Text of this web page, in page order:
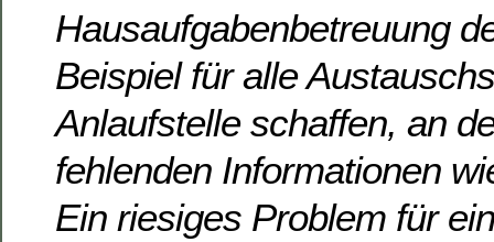
Hausaufgabenbetreuung
Beispiel für alle
Anlaufstelle schaffen, an
fehlenden Informationen
Ein riesiges Problem für